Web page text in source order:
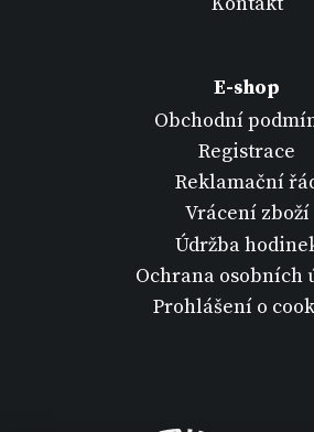
E-shop
Obchodní
Registrace
Reklamační
Vrácení zboží
Údržba
Ochrana osobních
Prohlášení o